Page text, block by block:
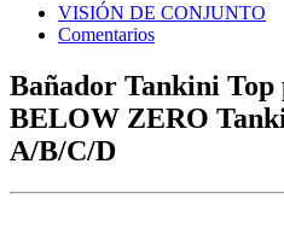
VISIÓN DE CONJUNTO
Comentarios
Bañador Tankini Top
BELOW ZERO
A/B/C/D